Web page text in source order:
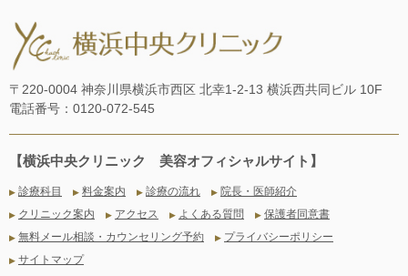
〒220-0004 神奈川県横浜市西区 北幸1-2-13 横浜西共同ビル 10F
電話番号：0120-072-545
【横浜中央クリニック 美容オフィシャルサイト】
▶ 診療科目 ▶ 料金案内 ▶ 診療の流れ ▶ 院長・医師紹介
▶ クリニック案内 ▶ アクセス ▶ よくある質問 ▶ 保護者同意書
▶ 無料メール相談・カウンセリング予約 ▶ プライバシーポリシー
▶ サイトマップ